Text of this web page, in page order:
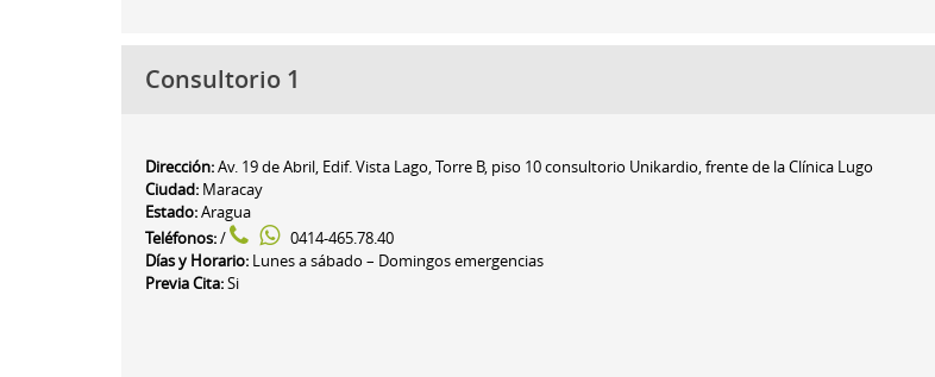
Consultorio 1
Dirección:Av. 19 de Abril, Edif. Vista Lago, Torre B, piso 10 consultorio Unikardio, frente de la Clínica Lugo
Ciudad: Maracay
Estado:Aragua
Teléfonos:/
0414-465.78.40
Días y Horario: Lunes a sábado – Domingos emergencias
Previa Cita:Si